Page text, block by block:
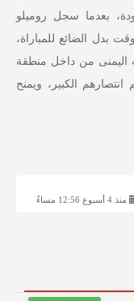
بعدما سجل روميلو
بدل الضائع للمباراة،
اليمنى من داخل منطقة
الكبير، ويمنح
منذ 4 أسبوع 12:56 مساءً